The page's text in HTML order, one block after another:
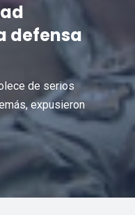
defensa
de serios
expusieron